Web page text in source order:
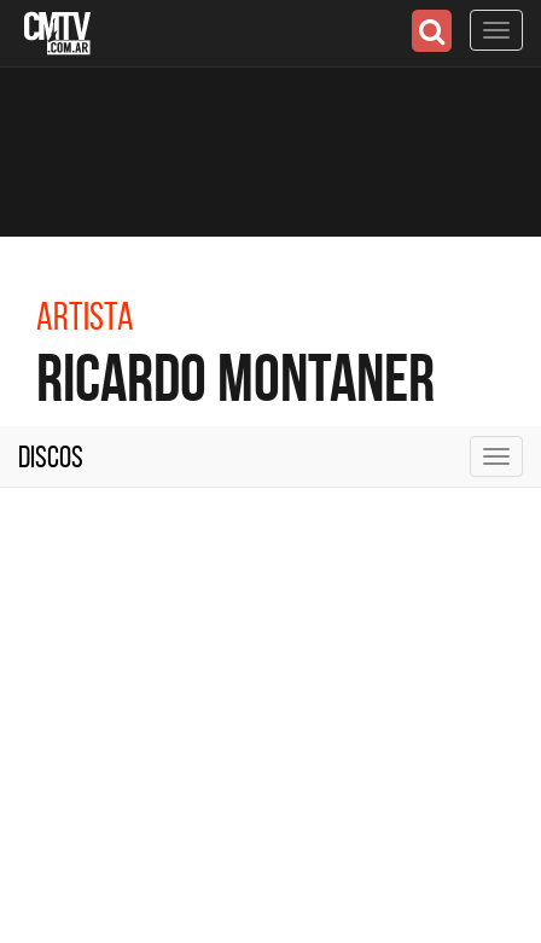
Artista
Ricardo Montaner
Discos